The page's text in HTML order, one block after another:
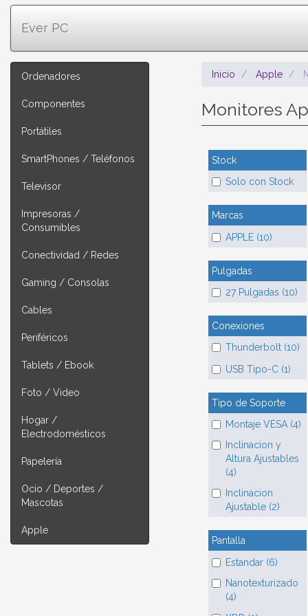
Ever PC
Ordenadores
Componentes
Portátiles
SmartPhones / Teléfonos
Televisor
Impresoras /
Consumibles
Conectividad / Redes
Gaming / Consolas
Cables
Periféricos
Tablets / Ebook
Foto / Video
Hogar /
Electrodomésticos
Papelería
Ocio / Deportes /
Mascotas
Apple
Inicio Apple
Monitores
Stock
Solo con Stock
Marcas
APPLE (10)
Pulgadas
27 Pulgadas (10)
Conexiones
Thunderbolt (10)
USB Tipo-C (1)
Tipo de Soporte
Montaje VESA (4)
Inclinacion y
Altura Ajustables
(4)
Inclinacion
Ajustable (2)
Pantalla
Estandar (6)
Nanotexturizado
(4)